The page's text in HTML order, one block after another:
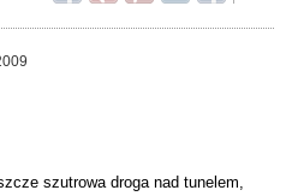
szutrowa droga nad tunelem,